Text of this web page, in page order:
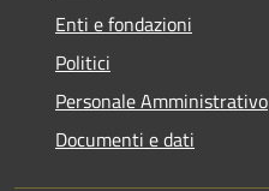
Enti e fondazioni
Politici
Personale Amministrativo
Documenti e dati